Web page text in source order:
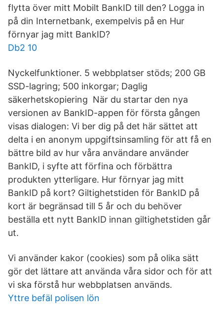
flytta över mitt Mobilt BankID till den? Logga in
på din Internetbank, exempelvis på en Hur
förnyar jag mitt BankID?
Db2 10
Nyckelfunktioner. 5 webbplatser stöds; 200 GB
SSD-lagring; 500 inkorgar; Daglig
säkerhetskopiering När du startar den nya
versionen av BankID-appen för första gången
visas dialogen: Vi ber dig på det här sättet att
delta i en anonym uppgiftsinsamling för att få en
bättre bild av hur våra användare använder
BankID, i syfte att förfina och förbättra
produkten ytterligare. Hur förnyar jag mitt
BankID på kort? Giltighetstiden för BankID på
kort är begränsad till 5 år och du behöver
beställa ett nytt BankID innan giltighetstiden går
ut.
Vi använder kakor (cookies) som på olika sätt
gör det lättare att använda våra sidor och för att
vi ska förstå hur webbplatsen används.
Yttre befäl polisen lön